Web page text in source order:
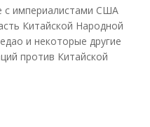
с империалистами США
Китайской Народной
и некоторые другие
против Китайской